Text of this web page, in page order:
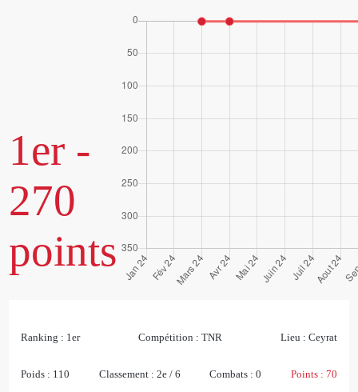
1er -
270
points
Ranking : 1er Compétition : TNR Lieu : Ceyrat
Poids : 110 Classement : 2e / 6 Combats :0 Points : 70